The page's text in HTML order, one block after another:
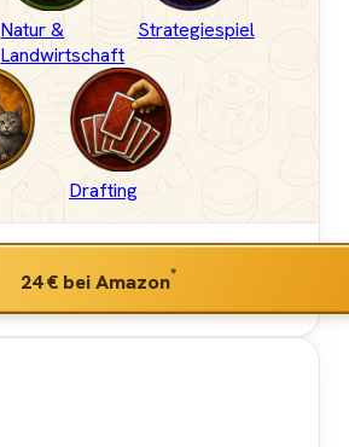
Natur &
Landwirtschaft
Strategiespiel
Drafting
24 € bei Amazon*